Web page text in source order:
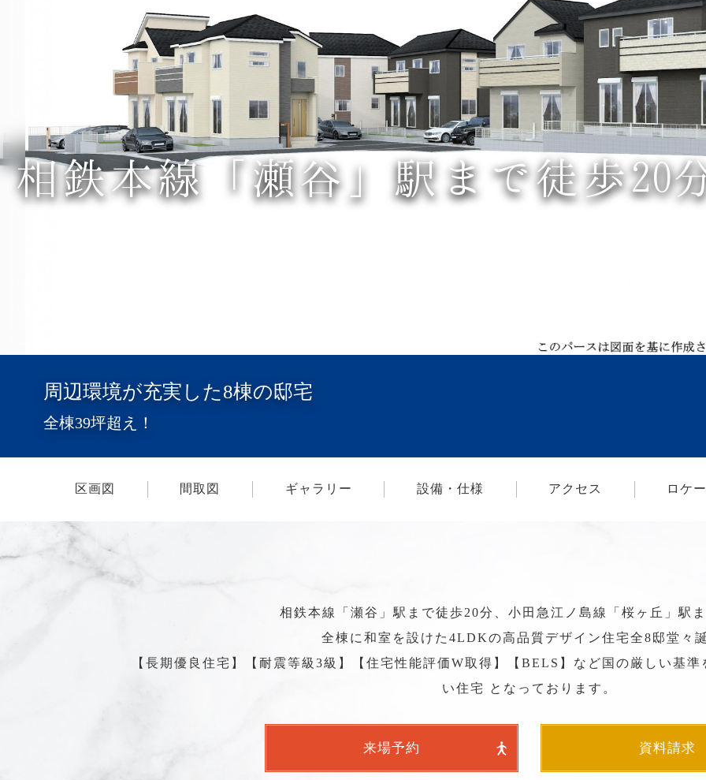
相鉄本線「瀬谷」駅まで徒歩20
周辺環境が充実した8棟の邸宅
全棟39坪超え！
区画図 間取図 ギャラリー 設備・仕様 アクセス ロケ
相鉄本線「瀬谷」駅まで徒歩20分、小田急江ノ島線「桜ヶ丘」駅
全棟に和室を設けた4LDKの高品質デザイン住宅全8邸堂々
【長期優良住宅】【耐震等級3級】【住宅性能評価W取得】【BELS】など国の厳しい基
い住宅 となっております。
来場予約 資料請求